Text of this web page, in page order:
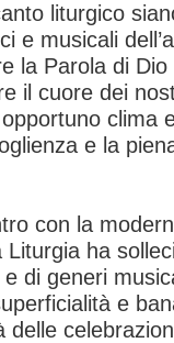
liturgico
e musicali
la Parola di
il cuore dei
clima
e la
con la
Liturgia ha
di generi
e
delle